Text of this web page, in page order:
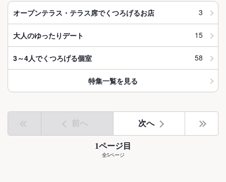
オープンテラス・テラス席でくつろげるお店 3
大人のゆったりデート 15
3～4人でくつろげる個室 58
特集一覧を見る
前へ 次へ
1ページ目
全5ページ